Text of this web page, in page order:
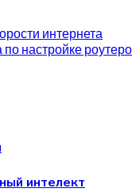
интернета
настройке
интелект